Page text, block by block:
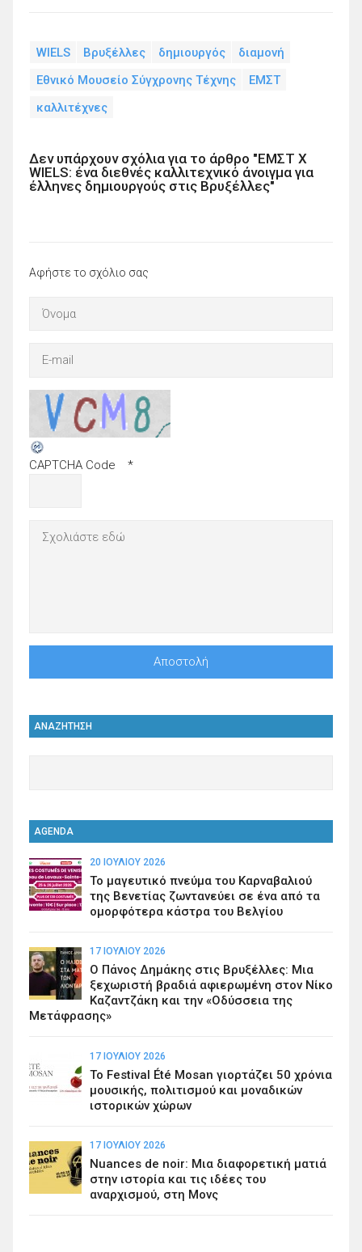
WIELS Βρυξέλλες δημιουργός
διαμονή
Εθνικό Μουσείο Σύγχρονης Τέχνης
ΕΜΣΤ
καλλιτέχνες
Δεν υπάρχουν σχόλια για το άρθρο "ΕΜΣΤ Χ
WIELS: ένα διεθνές καλλιτεχνικό άνοιγμα για
έλληνες δημιουργούς στις Βρυξέλλες"
Αφήστε το σχόλιο σας
CAPTCHA Code *
ΑΝΑΖΗΤΗΣΗ
AGENDA
20 ΙΟΥΛΊΟΥ 2026
Το μαγευτικό πνεύμα του Καρναβαλιού
της Βενετίας ζωντανεύει σε ένα από τα
ομορφότερα κάστρα του Βελγίου
17 ΙΟΥΛΊΟΥ 2026
Ο Πάνος Δημάκης στις Βρυξέλλες: Μια
ξεχωριστή βραδιά αφιερωμένη στον Νίκο
Καζαντζάκη και την «Οδύσσεια της
Μετάφρασης»
17 ΙΟΥΛΊΟΥ 2026
Το Festival Été Mosan γιορτάζει 50 χρόνια
μουσικής, πολιτισμού και μοναδικών
ιστορικών χώρων
17 ΙΟΥΛΊΟΥ 2026
Nuances de noir: Μια διαφορετική ματιά
στην ιστορία και τις ιδέες του
αναρχισμού, στη Μονς